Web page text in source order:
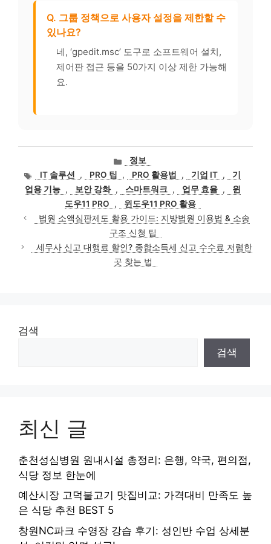
Q. 그룹 정책으로 사용자 설정을 제한할 수
있나요?
네, ‘gpedit.msc’ 도구로 소프트웨어 설치,
제어판 접근 등을 50가지 이상 제한 가능해
요.
카
테
고
리
정보
태
그
IT 솔루션 , PRO 팁 , PRO 활용법 , 기업 IT ,
기
업용 기능 , 보안 강화 , 스마트워크 , 업무 효율 ,
윈
도우11 PRO
,
윈도우11 PRO 활용
법원 소액심판제도 활용 가이드: 지방법원 이용법 & 소송
구조 신청 팁
세무사 신고 대행료 할인? 종합소득세 신고 수수료 저렴한
곳 찾는 법
검색
검색
최신 글
춘천성심병원 원내시설 총정리: 은행, 약국, 편의점,
식당 정보 한눈에
예산시장 고덕불고기 맛집비교: 가격대비 만족도 높
은 식당 추천 BEST 5
창원NC파크 수영장 강습 후기: 성인반 수업 상세분